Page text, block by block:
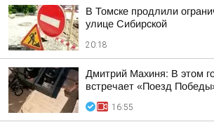
В Томске продлили
улице Сибирской
20:18
Дмитрий Махиня: В этом
встречает «Поезд
16:55